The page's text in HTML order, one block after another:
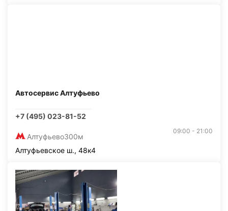
Автосервис Алтуфьево
+7 (495) 023-81-52
Алтуфьево300м
09:00 - 21:00
Алтуфьевское ш., 48к4